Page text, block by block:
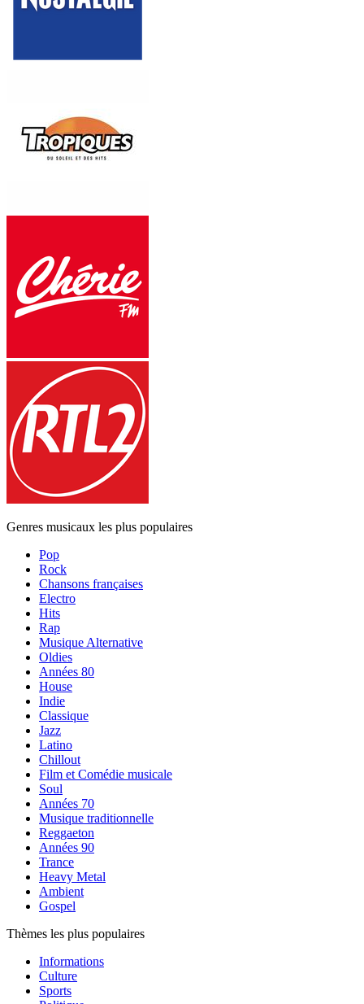
Genres musicaux les plus populaires
Pop
Rock
Chansons françaises
Electro
Hits
Rap
Musique Alternative
Oldies
Années 80
House
Indie
Classique
Jazz
Latino
Chillout
Film et Comédie musicale
Soul
Années 70
Musique traditionnelle
Reggaeton
Années 90
Trance
Heavy Metal
Ambient
Gospel
Thèmes les plus populaires
Informations
Culture
Sports